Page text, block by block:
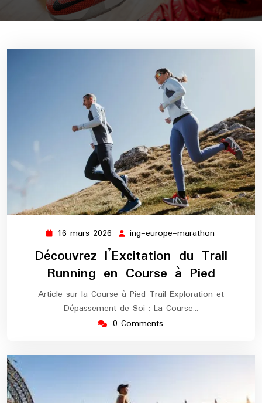
16 mars 2026 16
mars
2026
ing-europe-marathon
europe-
marathon
Découvrez l’Excitation du Trail
Running en Course à Pied
Article sur la Course à Pied Trail Exploration et
Dépassement de Soi : La Course…
0 Comments